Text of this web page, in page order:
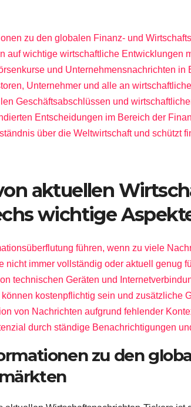
zu den globalen Finanz- und
auf wichtige wirtschaftliche Entwicklungen
und Unternehmensnachrichten in
Unternehmer und alle an
Geschäftsabschlüssen und
Entscheidungen im Bereich der
über die Weltwirtschaft und schützt
aktuellen
wichtige
führen, wenn zu viele
nicht immer vollständig oder aktuell genug
technischen Geräten und
kostenpflichtig sein und zusätzliche
von Nachrichten aufgrund fehlender
durch ständige Benachrichtigungen
zu den